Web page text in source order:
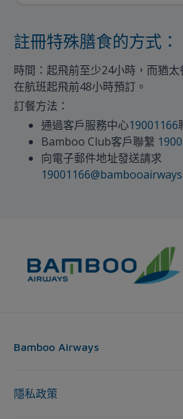
註冊特殊膳食的方式：
時間：起飛前至少24小時，而猶
在航班起飛前48小時預訂。
訂餐方法：
通過客戶服務中心19001166
Bamboo Club客戶聯繫
向電子郵件地址發送請求
Bamboo Airways
隱私政策